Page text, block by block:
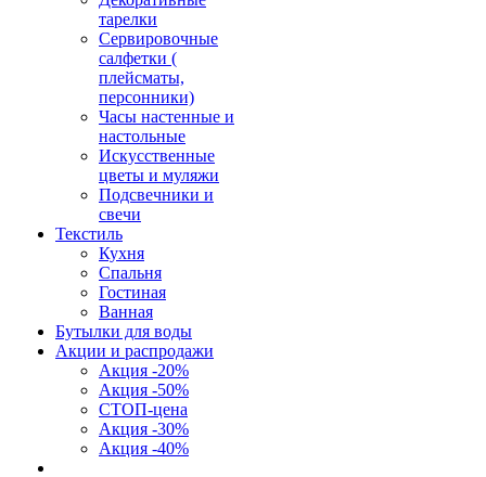
тарелки
Сервировочные
салфетки (
плейсматы,
персонники)
Часы настенные и
настольные
Искусственные
цветы и муляжи
Подсвечники и
свечи
Текстиль
Кухня
Спальня
Гостиная
Ванная
Бутылки для воды
Акции и распродажи
Акция -20%
Акция -50%
СТОП-цена
Акция -30%
Акция -40%